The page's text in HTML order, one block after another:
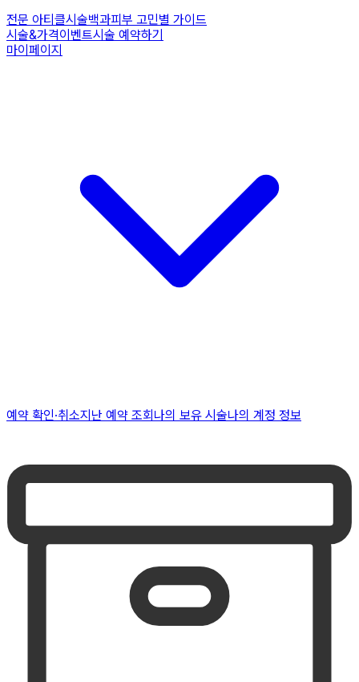
전문 아티클시술백과피부 고민별 가이드
시술&가격이벤트시술 예약하기
마이페이지
예약 확인·취소지난 예약 조회나의 보유 시술나의 계정 정보